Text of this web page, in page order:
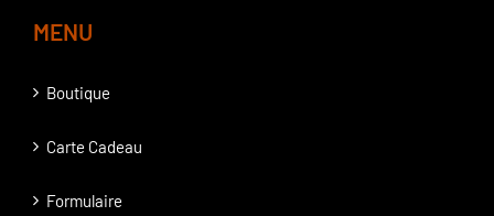
MENU
Boutique
Carte Cadeau
Formulaire